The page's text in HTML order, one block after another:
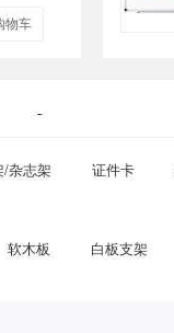
物车
-
杂志架 证件卡
软木板 白板支架